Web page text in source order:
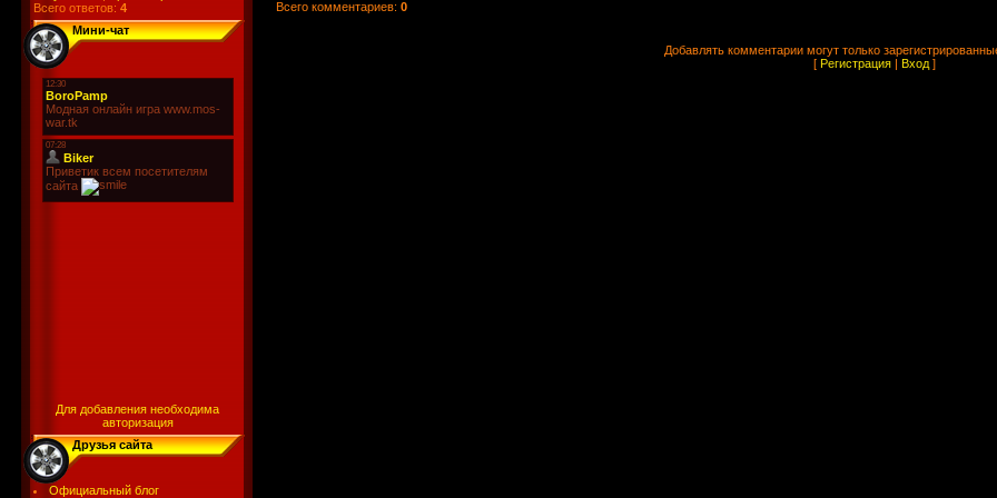
Всего ответов: 4
Мини-чат
Для добавления необходима
авторизация
Друзья сайта
Официальный блог
Всего комментариев: 0
Добавлять комментарии могут только
[ Регистрация | Вход ]